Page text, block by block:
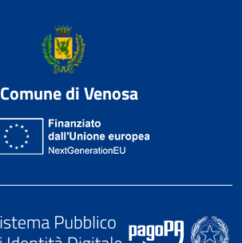
Comune di Venosa